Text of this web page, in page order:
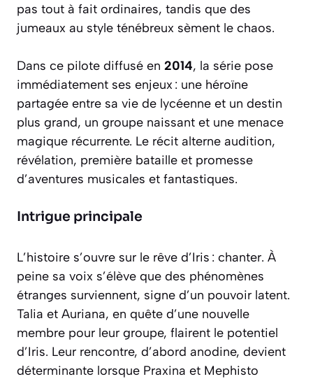
pas tout à fait ordinaires, tandis que des
jumeaux au style ténébreux sèment le chaos.
Dans ce pilote diffusé en 2014, la série pose
immédiatement ses enjeux : une héroïne
partagée entre sa vie de lycéenne et un destin
plus grand, un groupe naissant et une menace
magique récurrente. Le récit alterne audition,
révélation, première bataille et promesse
d’aventures musicales et fantastiques.
Intrigue principale
L’histoire s’ouvre sur le rêve d’Iris : chanter. À
peine sa voix s’élève que des phénomènes
étranges surviennent, signe d’un pouvoir latent.
Talia et Auriana, en quête d’une nouvelle
membre pour leur groupe, flairent le potentiel
d’Iris. Leur rencontre, d’abord anodine, devient
déterminante lorsque Praxina et Mephisto